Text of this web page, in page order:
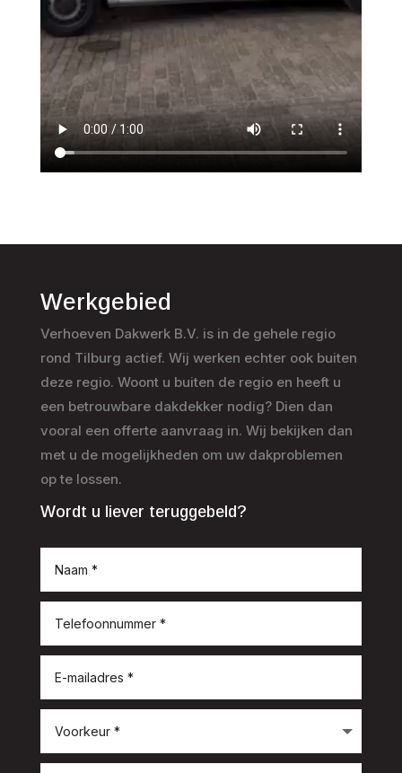
Werkgebied
Verhoeven Dakwerk B.V. is in de gehele regio
rond Tilburg actief. Wij werken echter ook buiten
deze regio. Woont u buiten de regio en heeft u
een betrouwbare dakdekker nodig? Dien dan
vooral een offerte aanvraag in. Wij bekijken dan
met u de mogelijkheden om uw dakproblemen
op te lossen.
Wordt u liever teruggebeld?